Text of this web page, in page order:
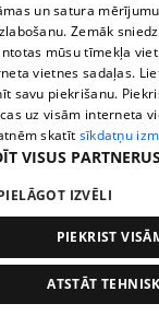
pirms 4 mēnešiem,
Lolita
un satura
Zemāk
mūsu tīmekļa
vietnes sadaļas.
savu piekrišanu.
uz visām interneta
skatīt sīkdatņu
VISUS PARTNERUS
IZVĒLI
PIEKRIST
ATSTĀT